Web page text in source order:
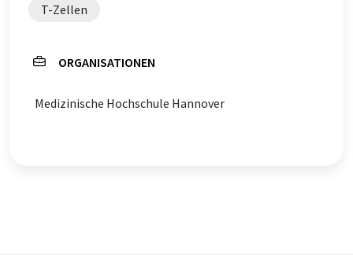
T-Zellen
ORGANISATIONEN
Medizinische Hochschule Hannover